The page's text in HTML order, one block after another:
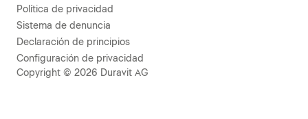
Política de privacidad
Sistema de denuncia
Declaración de principios
Configuración de privacidad
Copyright © 2026 Duravit AG